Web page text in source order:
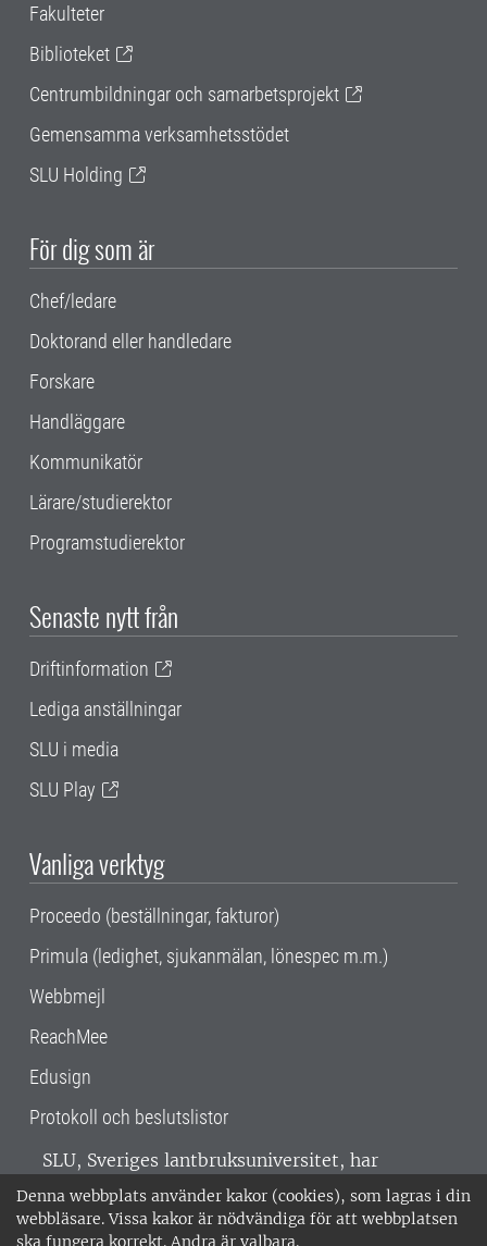
Denna webbplats använder kakor (cookies), som lagras i din
webbläsare. Vissa kakor är nödvändiga för att webbplatsen
ska fungera korrekt. Andra är valbara.
Fakulteter
Biblioteket
Centrumbildningar och samarbetsprojekt
Gemensamma verksamhetsstödet
SLU Holding
För dig som är
Chef/ledare
Doktorand eller handledare
Forskare
Handläggare
Kommunikatör
Lärare/studierektor
Programstudierektor
Senaste nytt från
Driftinformation
Lediga anställningar
SLU i media
SLU Play
Vanliga verktyg
Proceedo (beställningar, fakturor)
Primula (ledighet, sjukanmälan, lönespec m.m.)
Webbmejl
ReachMee
Edusign
Protokoll och beslutslistor
SLU, Sveriges lantbruksuniversitet, har
verksamhet över hela Sverige. Huvudorter är
Alnarp, Uppsala och Umeå.SLU är
miljöcertifierat enligt ISO 14001. •